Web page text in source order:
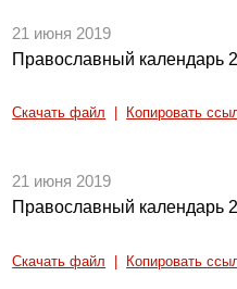
21 июня 2019
Православный календарь
Скачать файл Копировать
21 июня 2019
Православный календарь
Скачать файл Копировать